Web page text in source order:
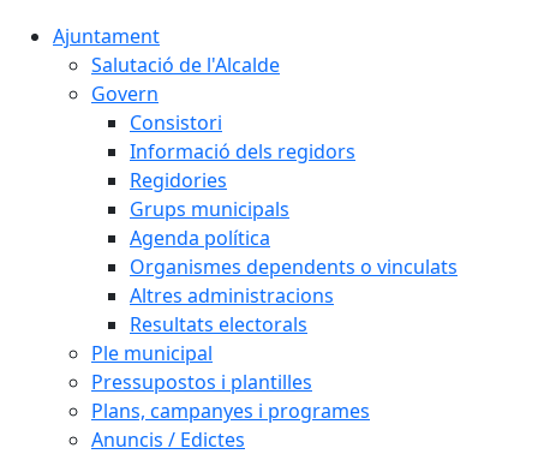
Ajuntament
Salutació de l'Alcalde
Govern
Consistori
Informació dels regidors
Regidories
Grups municipals
Agenda política
Organismes dependents o vinculats
Altres administracions
Resultats electorals
Ple municipal
Pressupostos i plantilles
Plans, campanyes i programes
Anuncis / Edictes